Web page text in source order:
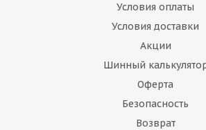
Условия оплаты
Условия доставки
Акции
Шинный
Оферта
Безопасность
Возврат